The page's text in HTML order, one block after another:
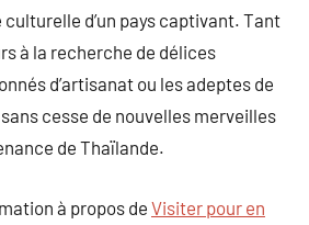
d’un pays captivant. Tant
à la recherche de délices
d’artisanat ou les adeptes de
cesse de nouvelles merveilles
de Thaïlande.
à propos de Visiter pour en